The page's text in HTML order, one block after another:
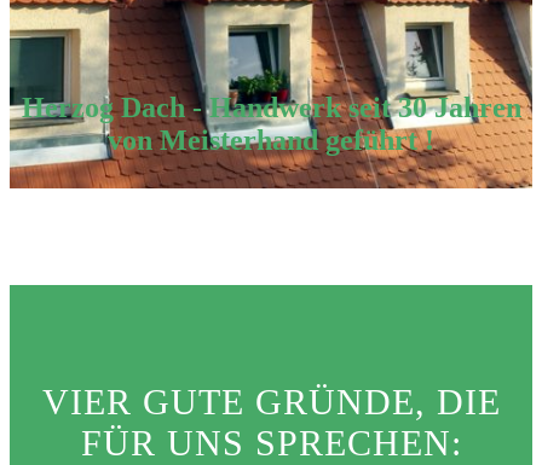
Herzog Dach - Handwerk seit 30 Jahren
von Meisterhand geführt !
VIER GUTE GRÜNDE, DIE
FÜR UNS SPRECHEN: